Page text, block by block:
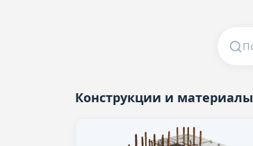
Конструкции и материалы